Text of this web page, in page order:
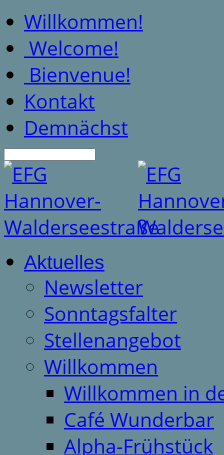
Willkommen!
Welcome!
Bienvenue!
Kontakt
Demnächst
Aktuelles
Newsletter
Sonntagsfalter
Stellenangebot
Willkommen
Willkommen in
Café Wunderbar
Alpha-Frühstück